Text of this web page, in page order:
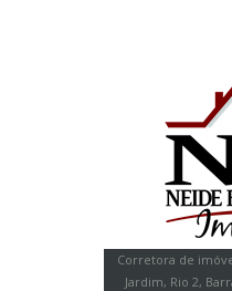
Corretora de
Jardim, Rio 2,